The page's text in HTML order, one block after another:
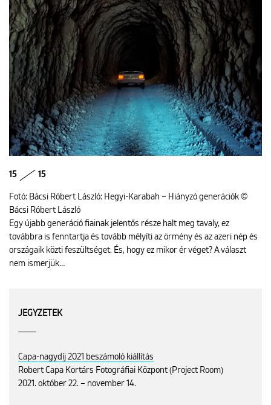
15 15
Fotó: Bácsi Róbert László: Hegyi-Karabah – Hiányzó generációk ©
Bácsi Róbert László
Egy újabb generáció fiainak jelentős része halt meg tavaly, ez
továbbra is fenntartja és tovább mélyíti az örmény és az azeri nép és
országaik közti feszültséget. És, hogy ez mikor ér véget? A választ
nem ismerjük…
JEGYZETEK
Capa-nagydíj 2021 beszámoló kiállítás
Robert Capa Kortárs Fotográfiai Központ (Project Room)
2021. október 22. – november 14.